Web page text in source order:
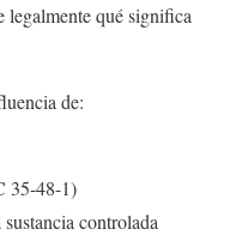
qué significa
de:
35-48-1)
controlada